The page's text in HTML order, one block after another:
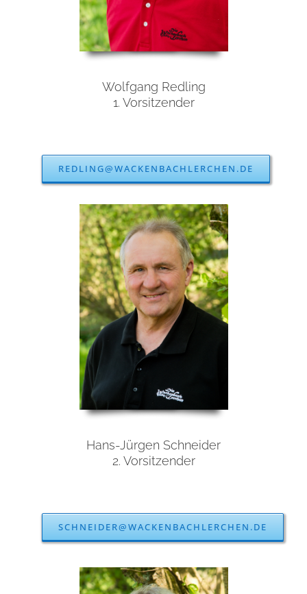
Wolfgang Redling
1. Vorsitzender
REDLING@WACKENBACHLERCHEN.DE
Hans-Jürgen Schneider
2. Vorsitzender
SCHNEIDER@WACKENBACHLERCHEN.DE